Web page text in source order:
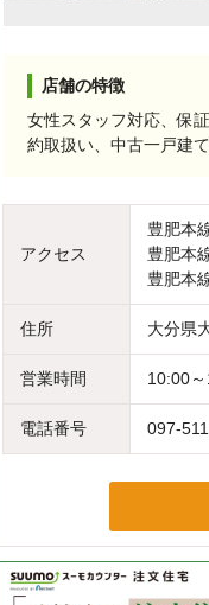
店舗の特徴
女性スタッフ対応、保
約取扱い、中古一戸建
アクセス
豊肥本
豊肥本
豊肥本
住所 大分県
営業時間 10:00
電話番号 097-